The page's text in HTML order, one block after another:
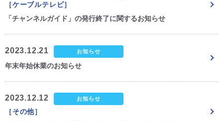
［ケーブルテレビ］
「チャンネルガイド」の発行終了に関するお知らせ
2023.12.21 お知らせ
年末年始休業のお知らせ
2023.12.12 お知らせ
［その他］
CM・広告掲載